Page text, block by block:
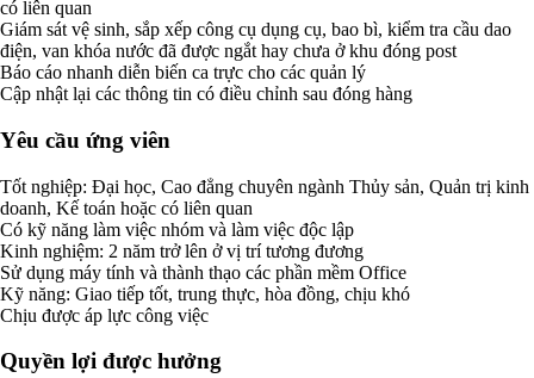
có liên quan
Giám sát vệ sinh, sắp xếp công cụ dụng cụ, bao bì, kiểm tra cầu dao
điện, van khóa nước đã được ngắt hay chưa ở khu đóng post
Báo cáo nhanh diễn biến ca trực cho các quản lý
Cập nhật lại các thông tin có điều chỉnh sau đóng hàng
Yêu cầu ứng viên
Tốt nghiệp: Đại học, Cao đẳng chuyên ngành Thủy sản, Quản trị kinh
doanh, Kế toán hoặc có liên quan
Có kỹ năng làm việc nhóm và làm việc độc lập
Kinh nghiệm: 2 năm trở lên ở vị trí tương đương
Sử dụng máy tính và thành thạo các phần mềm Office
Kỹ năng: Giao tiếp tốt, trung thực, hòa đồng, chịu khó
Chịu được áp lực công việc
Quyền lợi được hưởng